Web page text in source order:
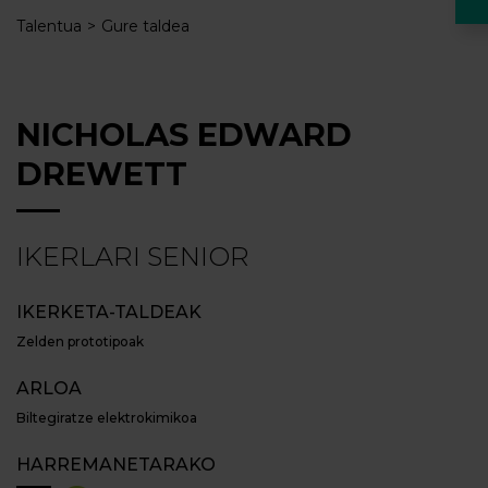
Talentua Gure taldea
NICHOLAS EDWARD
DREWETT
IKERLARI SENIOR
IKERKETA-TALDEAK
Zelden prototipoak
ARLOA
Biltegiratze elektrokimikoa
HARREMANETARAKO